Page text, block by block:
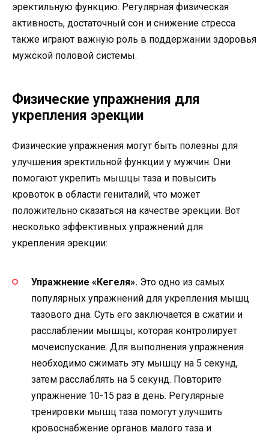
эректильную функцию. Регулярная физическая
активность, достаточный сон и снижение стресса
также играют важную роль в поддержании здоровья
мужской половой системы.
Физические упражнения для
укрепления эрекции
Физические упражнения могут быть полезны для
улучшения эректильной функции у мужчин. Они
помогают укрепить мышцы таза и повысить
кровоток в области гениталий, что может
положительно сказаться на качестве эрекции. Вот
несколько эффективных упражнений для
укрепления эрекции:
Упражнение «Кегеля». Это одно из самых
популярных упражнений для укрепления мышц
тазового дна. Суть его заключается в сжатии и
расслаблении мышцы, которая контролирует
мочеиспускание. Для выполнения упражнения
необходимо сжимать эту мышцу на 5 секунд,
затем расслаблять на 5 секунд. Повторите
упражнение 10-15 раз в день. Регулярные
тренировки мышц таза помогут улучшить
кровоснабжение органов малого таза и